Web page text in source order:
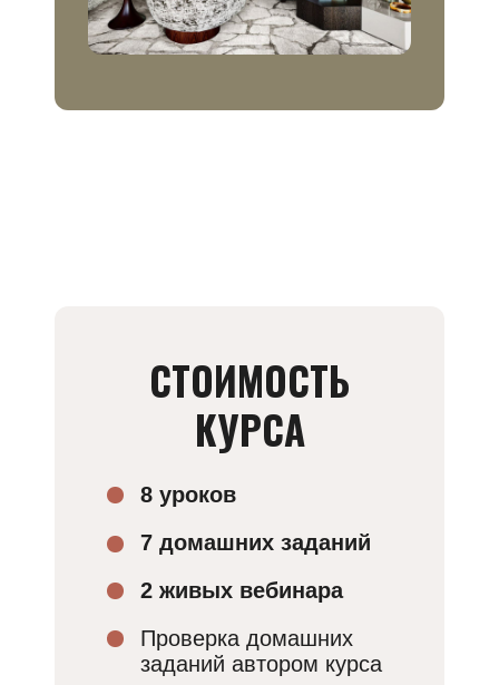
СТОИМОСТЬ
КУРСА
8 уроков
7 домашних заданий
2 живых вебинара
Проверка домашних
заданий автором курса